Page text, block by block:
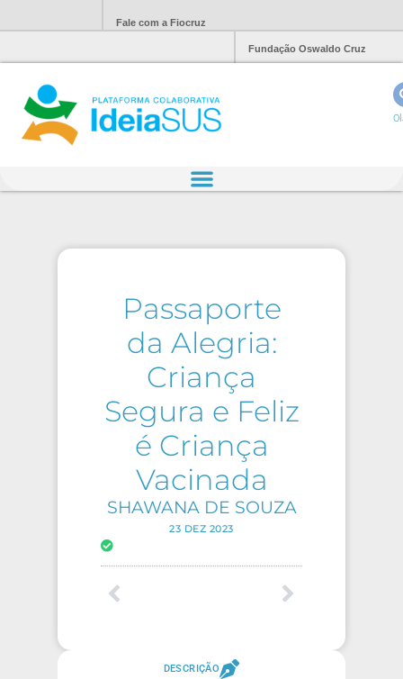
Fale com a Fiocruz
Fundação Oswaldo Cruz
Passaporte
da Alegria:
Criança
Segura e Feliz
é Criança
Vacinada
SHAWANA DE SOUZA
23 DEZ 2023
DESCRIÇÃO